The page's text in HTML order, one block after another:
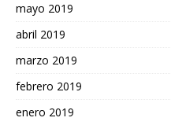
mayo 2019
abril 2019
marzo 2019
febrero 2019
enero 2019